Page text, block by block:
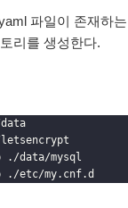
파일이 존재하
리를 생성한다.
./data/mysql
./etc/my.cnf.d